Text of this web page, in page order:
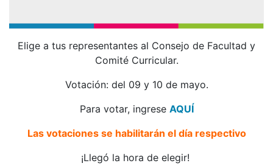
Elige a tus representantes al Consejo de Facultad y
Comité Curricular.
Votación: del 09 y 10 de mayo.
Para votar, ingrese AQUÍ
Las votaciones se habilitarán el día respectivo
¡Llegó la hora de elegir!